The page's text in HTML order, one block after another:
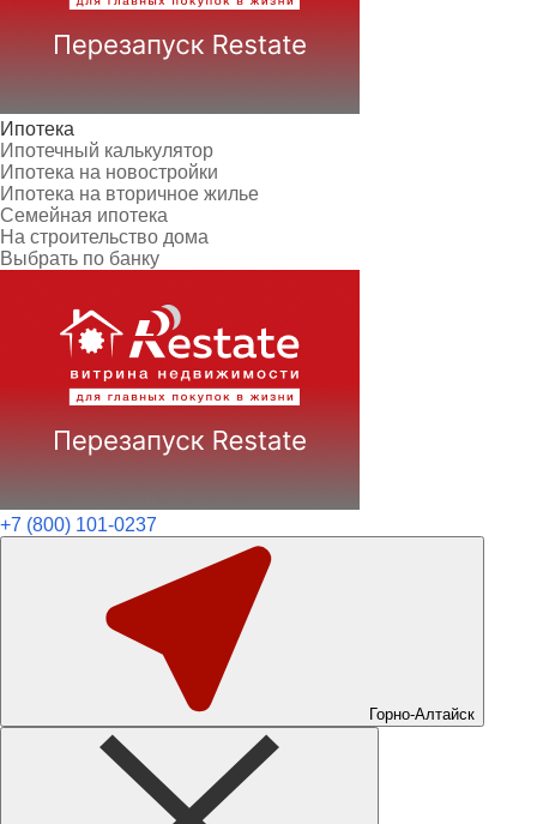
Ипотека
Ипотечный калькулятор
Ипотека на новостройки
Ипотека на вторичное жилье
Семейная ипотека
На строительство дома
Выбрать по банку
+7 (800) 101-0237
Горно-Алтайск